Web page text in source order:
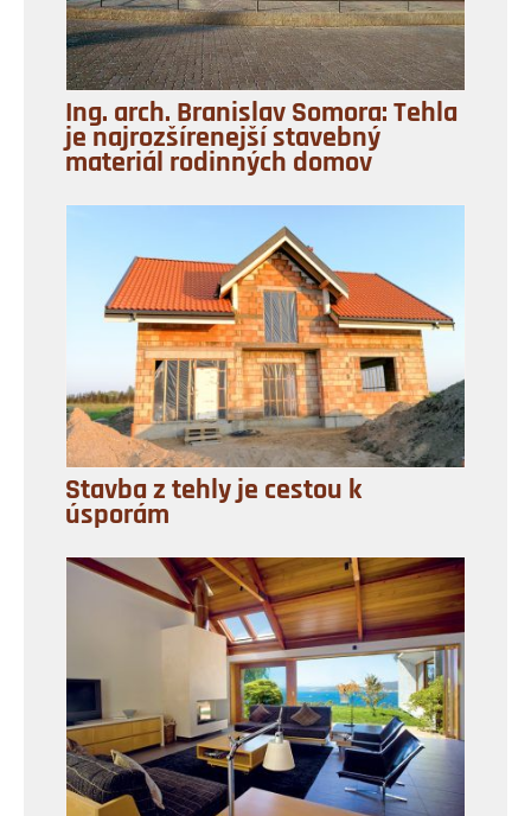
Ing. arch. Branislav Somora: Tehla
je najrozšírenejší stavebný
materiál rodinných domov
Stavba z tehly je cestou k
úsporám